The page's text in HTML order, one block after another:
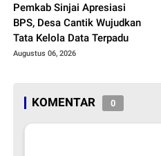
Pemkab Sinjai Apresiasi
BPS, Desa Cantik Wujudkan
Tata Kelola Data Terpadu
Augustus 06, 2026
KOMENTAR 0